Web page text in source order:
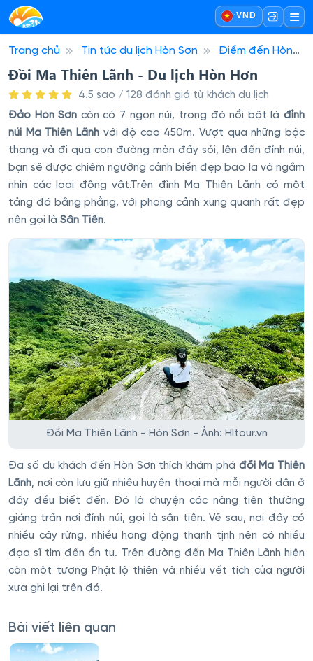
·VND
Trang chủ Tin tức du lịch Hòn Sơn
Điểm đến Hòn
Sơn
Đồi Ma Thiên Lãnh - Du lịch Hòn Hơn
Đồi Ma Thiên Lãnh - Du lịch Hòn Hơn
4.5 sao / 128 đánh giá từ khách du lịch
Đảo Hòn Sơn còn có 7 ngọn núi, trong đó nổi bật làđỉnh
núi Ma Thiên Lãnhvới độ cao 450m. Vượt qua những bậc
thang và đi qua con đường mòn đầy sỏi, lên đến đỉnh núi,
bạn sẽ được chiêm ngưỡng cảnh biển đẹp bao la và ngắm
nhìn các loại động vật.Trên đỉnh Ma Thiên Lãnh có một
tảng đá bằng phẳng, với phong cảnh xung quanh rất đẹp
nên gọi là Sân Tiên.
Đồi Ma Thiên Lãnh - Hòn Sơn - Ảnh: HItour.vn
Đa số du khách đến Hòn Sơn thích khám phá đồi Ma Thiên
Lãnh, nơi còn lưu giữ nhiều huyền thoại mà mỗi người dân ở
đây đều biết đến. Đó là chuyện các nàng tiên thường
giáng trần nơi đỉnh núi, gọi là sân tiên. Về sau, nơi đây có
nhiều cây rừng, nhiều hang động thanh tịnh nên có nhiều
đạo sĩ tìm đến ẩn tu. Trên đường đến Ma Thiên Lãnh hiện
còn một tượng Phật lộ thiên và nhiều vết tích của người
xưa ghi lại trên đá.
Bài viết liên quan